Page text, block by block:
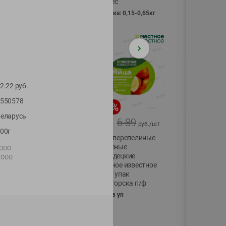
фасовка: 0,15-0,65кг
-17
11.59
ГХИ Местное
Известное 99%
%
6.89 руб./шт
Яйца перепелиные
копченые
Молодецкие
Местное известное
20 шт упак
Солигорска п/ф
20шт в уп
руб.
ООО